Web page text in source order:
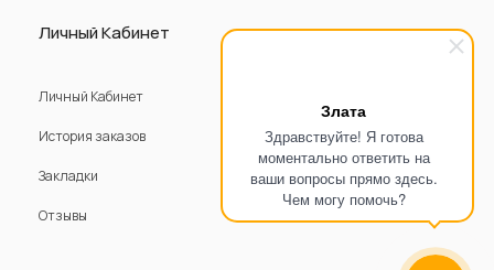
Злата
Здравствуйте! Я готова
моментально ответить на
ваши вопросы прямо здесь.
Чем могу помочь?
Личный Кабинет
Личный Кабинет
История заказов
Закладки
Отзывы